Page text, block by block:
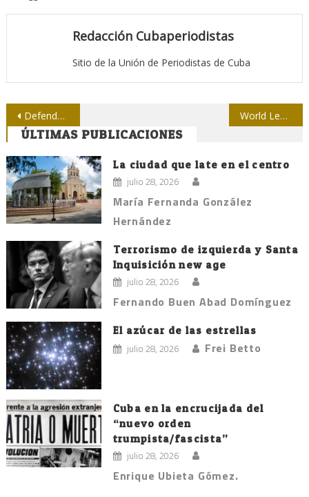
Redacción Cubaperiodistas
Sitio de la Unión de Periodistas de Cuba
Navegación
de
entradas
Defender la historieta cubana es defender a Cuba World Learning para Cuba, ¿nuevo programa de la CIA?
ÚLTIMAS PUBLICACIONES
La ciudad que late en el centro
julio 28, 2026
María Fernanda González
Hernández
Terrorismo de izquierda y Santa
Inquisición new age
julio 28, 2026
Fernando Buen Abad Domínguez
El azúcar de las estrellas
julio 28, 2026 Frei Betto
Cuba en la encrucijada del
“nuevo orden
trumpista/fascista”
julio 28, 2026
Enrique Ubieta Gómez.